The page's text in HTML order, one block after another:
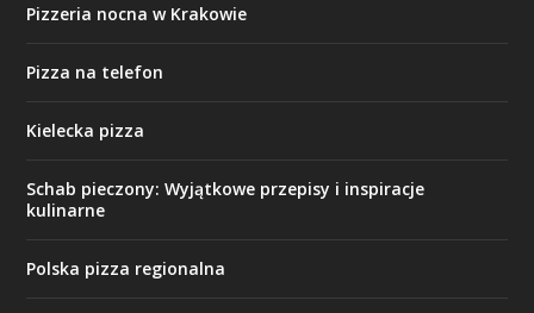
Pizzeria nocna w Krakowie
Pizza na telefon
Kielecka pizza
Schab pieczony: Wyjątkowe przepisy i inspiracje
kulinarne
Polska pizza regionalna